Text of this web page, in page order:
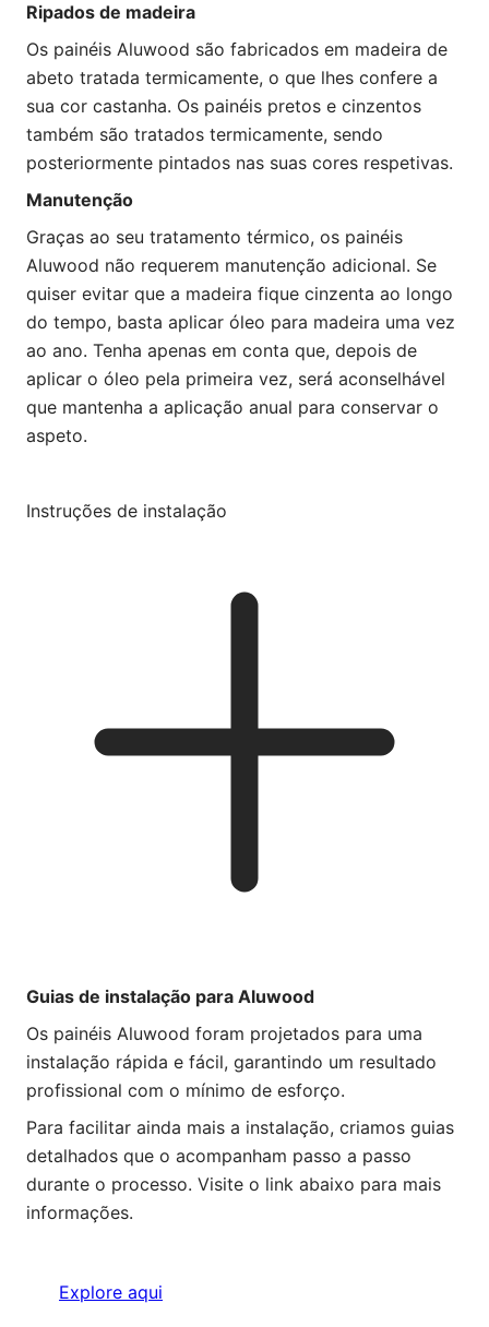
Ripados de madeira
Os painéis Aluwood são fabricados em madeira de
abeto tratada termicamente, o que lhes confere a
sua cor castanha. Os painéis pretos e cinzentos
também são tratados termicamente, sendo
posteriormente pintados nas suas cores respetivas.
Manutenção
Graças ao seu tratamento térmico, os painéis
Aluwood não requerem manutenção adicional. Se
quiser evitar que a madeira fique cinzenta ao longo
do tempo, basta aplicar óleo para madeira uma vez
ao ano. Tenha apenas em conta que, depois de
aplicar o óleo pela primeira vez, será aconselhável
que mantenha a aplicação anual para conservar o
aspeto.
Instruções de instalação
Guias de instalação para Aluwood
Os painéis Aluwood foram projetados para uma
instalação rápida e fácil, garantindo um resultado
profissional com o mínimo de esforço.
Para facilitar ainda mais a instalação, criamos guias
detalhados que o acompanham passo a passo
durante o processo. Visite o link abaixo para mais
informações.
Explore aqui